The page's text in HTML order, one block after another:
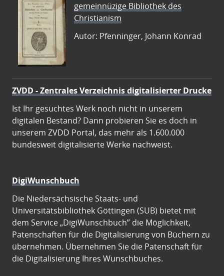
gemeinnüzige Bibliothek des
Christianism
Autor: Pfenninger, Johann Konrad
ZVDD - Zentrales Verzeichnis digitalisierter Drucke
Ist Ihr gesuchtes Werk noch nicht in unserem
digitalen Bestand? Dann probieren Sie es doch in
unserem ZVDD Portal, das mehr als 1.600.000
bundesweit digitalisierte Werke nachweist.
DigiWunschbuch
Die Niedersächsische Staats- und
Universitätsbibliothek Göttingen (SUB) bietet mit
dem Service „DigiWunschbuch” die Möglichkeit,
Patenschaften für die Digitalisierung von Büchern zu
übernehmen. Übernehmen Sie die Patenschaft für
die Digitalisierung Ihres Wunschbuches.